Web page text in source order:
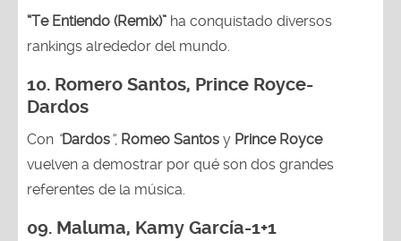
“Te Entiendo (Remix)” ha conquistado diversos
rankings alrededor del mundo.
10. Romero Santos, Prince Royce-
Dardos
Con “Dardos”, Romeo Santos y Prince Royce
vuelven a demostrar por qué son dos grandes
referentes de la música.
09. Maluma, Kamy García-1+1